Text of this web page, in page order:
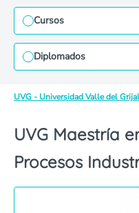
Cursos
Diplomados
UVG - Universidad Valle del
UVG Maestría
Procesos